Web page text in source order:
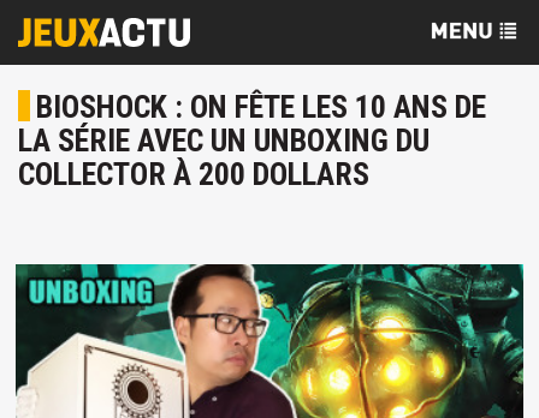
BIOSHOCK : ON FÊTE LES 10 ANS DE
LA SÉRIE AVEC UN UNBOXING DU
COLLECTOR À 200 DOLLARS